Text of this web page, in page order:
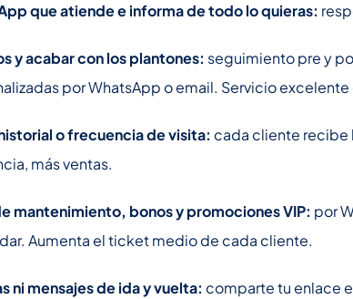
que atiende e informa de todo lo quieras:
y acabar con los plantones: seguimiento pre y
por WhatsApp o email. Servicio
o frecuencia de visita: cada cliente recibe
más ventas.
mantenimiento, bonos y promociones VIP: por
Aumenta el ticket medio de cada cliente.
ni mensajes de ida y vuelta: comparte tu enlace